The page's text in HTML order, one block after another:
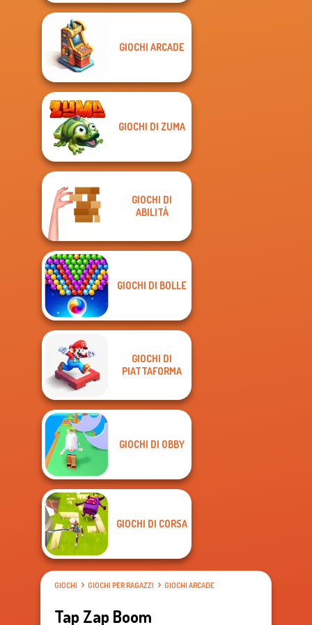
GIOCHI ARCADE
GIOCHI DI ZUMA
GIOCHI DI
ABILITÀ
GIOCHI DI BOLLE
GIOCHI DI
PIATTAFORMA
GIOCHI DI OBBY
GIOCHI DI CORSA
GIOCHI GIOCHI PER RAGAZZI GIOCHI ARCADE
Tap Zap Boom